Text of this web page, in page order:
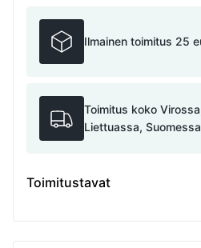
Ilmainen toimitus 25
Toimitus koko
Liettuassa,
Toimitustavat